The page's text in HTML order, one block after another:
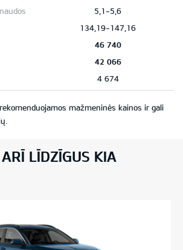
5,1-5,6
134,19-147,16
46 740
42 066
4 674
mažmeninės kainos ir gali
LĪDZĪGUS KIA